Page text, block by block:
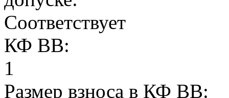
Соответствует
КФ ВВ:
1
Размер взноса в КФ ВВ: